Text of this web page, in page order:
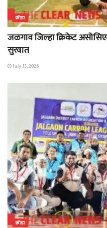
क्रीडा
जळगाव जिल्हा क्रिकेट
सुरवात
July 13, 2026
क्रीडा